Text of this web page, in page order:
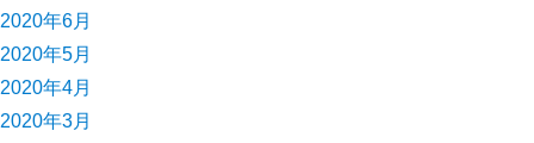
2020年6月
2020年5月
2020年4月
2020年3月